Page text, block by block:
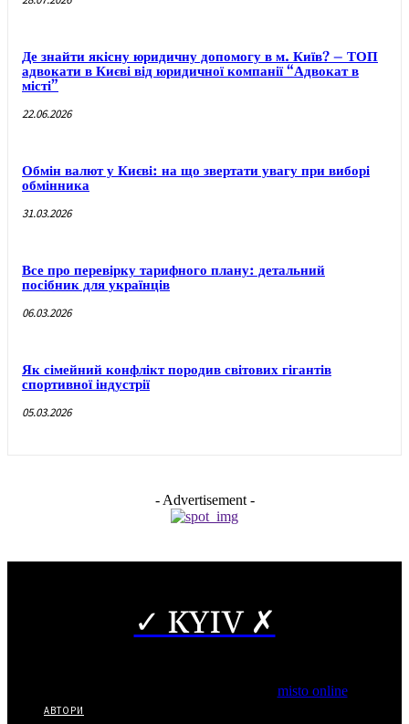
Де знайти якісну юридичну допомогу в м. Київ? – ТОП
адвокати в Києві від юридичної компанії “Адвокат в
місті”
22.06.2026
Обмін валют у Києві: на що звертати увагу при виборі
обмінника
31.03.2026
Все про перевірку тарифного плану: детальний
посібник для українців
06.03.2026
Як сімейний конфлікт породив світових гігантів
спортивної індустрії
05.03.2026
- Advertisement -
✓ KYIV ✗
misto online
АВТОРИ